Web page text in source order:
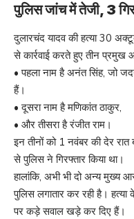
पुलिस जांच में तेजी, 3
दुलारचंद यादव की हत्या 30
से कार्रवाई करते हुए तीन प्रमुख
• पहला नाम है अनंत सिंह, जो
हैं।
• दूसरा नाम है मणिकांत ठाकुर,
• और तीसरा है रंजीत राम।
इन तीनों को 1 नवंबर की देर
से पुलिस ने गिरफ्तार किया था।
हालांकि, अभी भी दो अन्य मुख्य
पुलिस लगातार कर रही है।
पर कड़े सवाल खड़े कर दिए हैं।